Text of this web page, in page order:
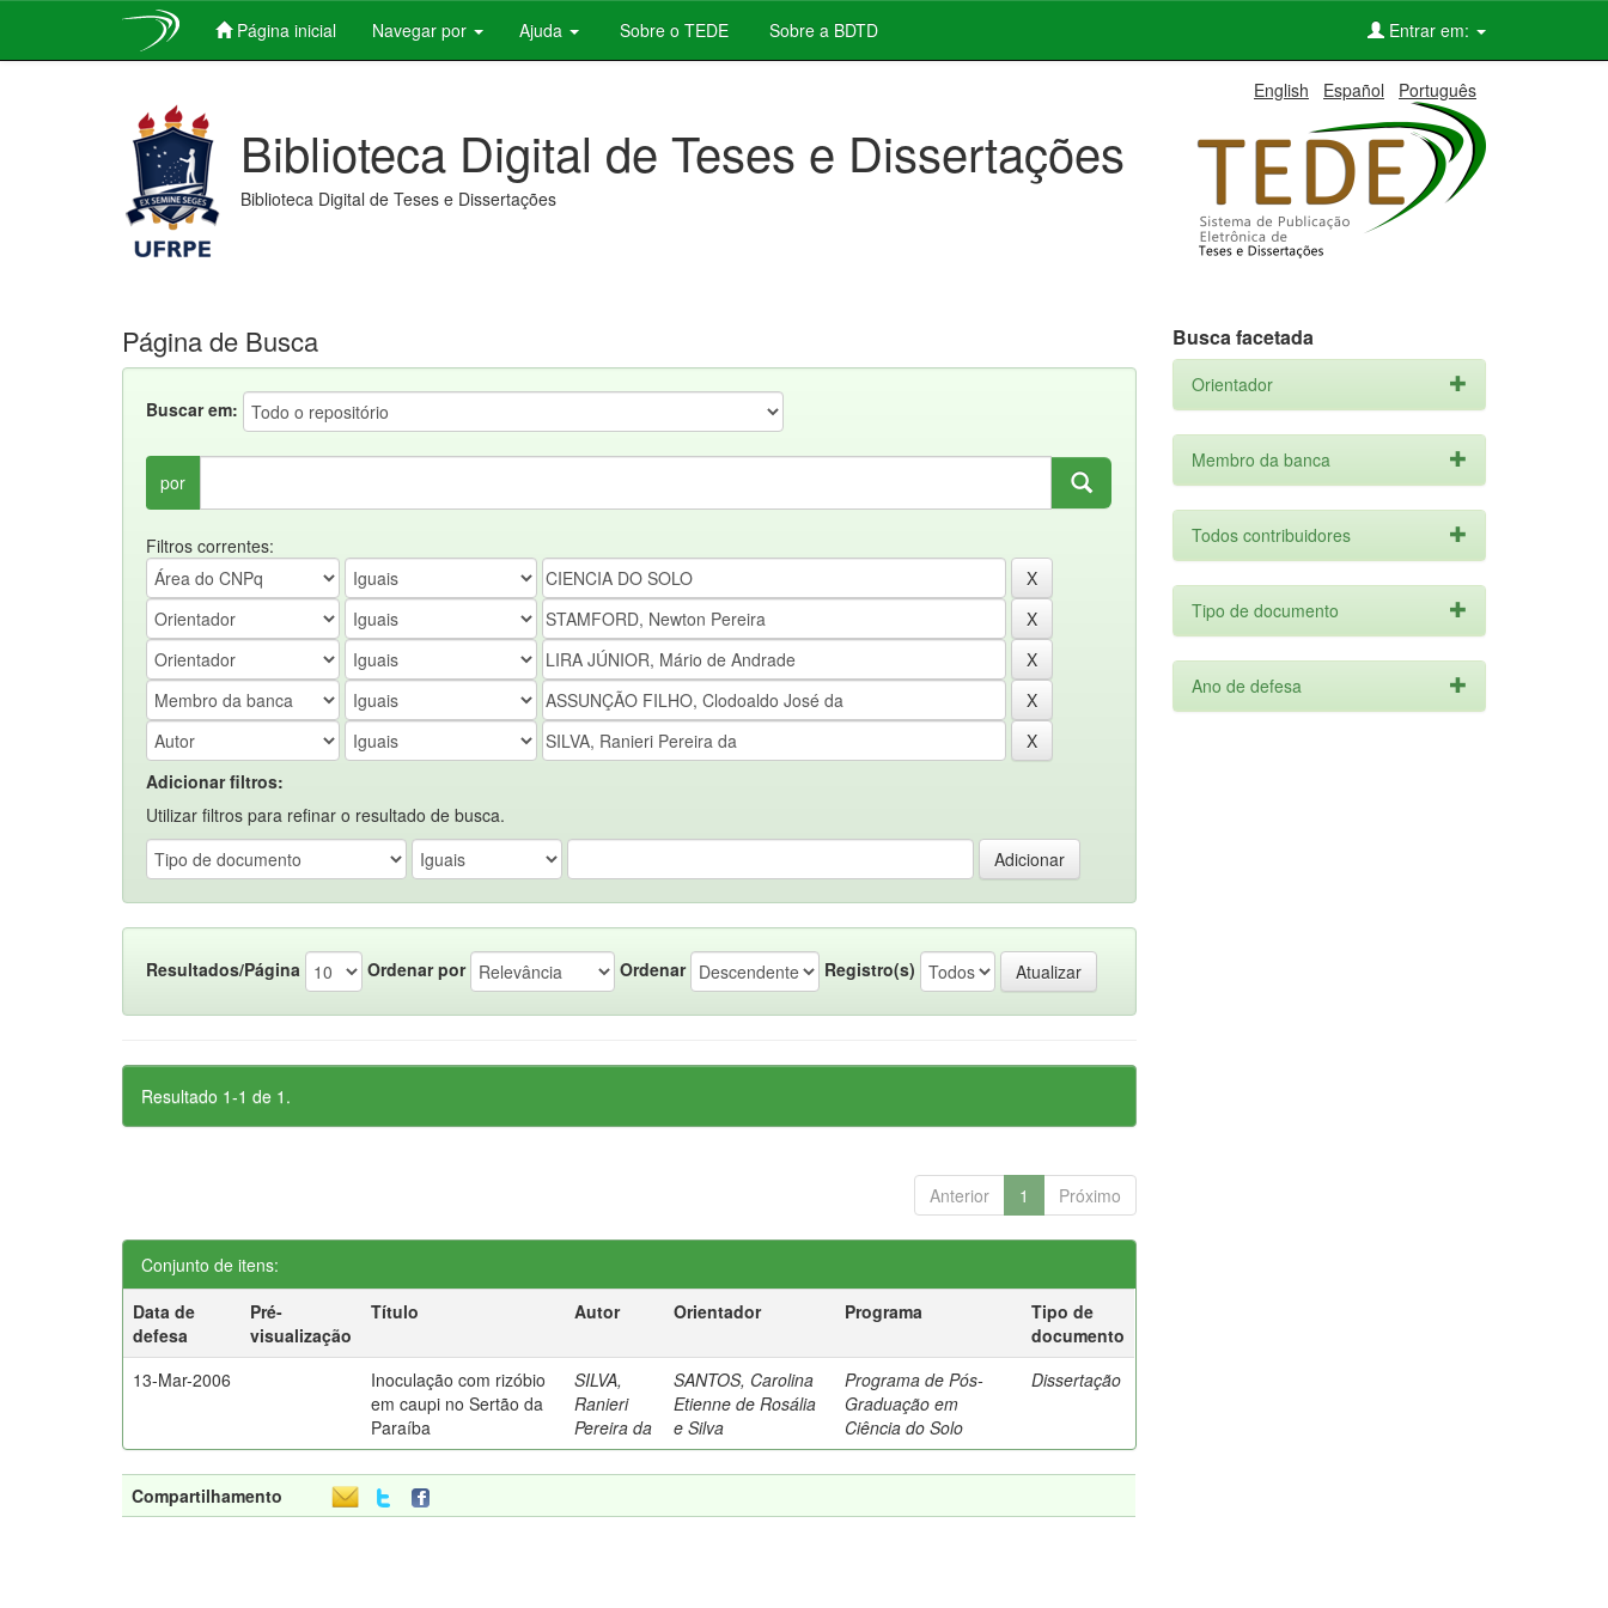
Página inicial Navegar por Ajuda Sobre o TEDE Sobre a BDTD Entrar em:
English Español Português
Biblioteca Digital de Teses e Dissertações
Biblioteca Digital de Teses e Dissertações
Página de Busca
Buscar em:
por
Filtros correntes:
Adicionar filtros:
Utilizar filtros para refinar o resultado de busca.
Resultados/Página Ordenar por Ordenar Registro(s)
Resultado 1-1 de 1.
Anterior 1 Próximo
Conjunto de itens:
Data de
defesa
Pré-
visualização
Título Autor Orientador Programa
Tipo de
documento
13-Mar-2006
Inoculação com rizóbio
em caupi no Sertão da
Paraíba
SILVA,
Ranieri
Pereira da
SANTOS, Carolina
Etienne de Rosália
e Silva
Programa de Pós-
Graduação em
Ciência do Solo
Dissertação
Compartilhamento
Busca facetada
Orientador
Membro da banca
Todos contribuidores
Tipo de documento
Ano de defesa